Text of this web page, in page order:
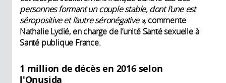
personnes formant un couple stable, dont l’une est
séropositive et l’autre séronégative »,commente
Nathalie Lydié, en charge de l’unité Santé sexuelle à
Santé publique France.
1 million de décès en 2016 selon
l'Onusida